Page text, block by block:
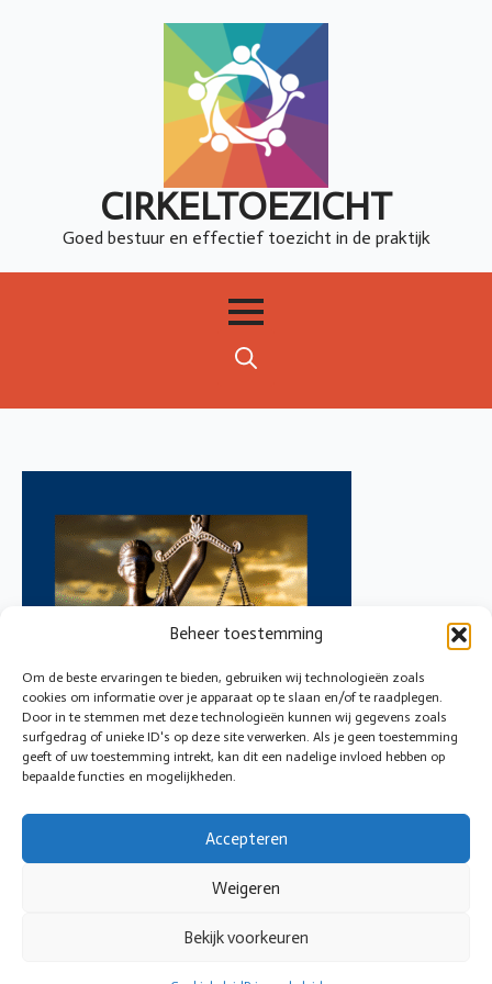
Beheer toestemming
Om de beste ervaringen te bieden, gebruiken wij technologieën zoals
cookies om informatie over je apparaat op te slaan en/of te raadplegen.
Door in te stemmen met deze technologieën kunnen wij gegevens zoals
surfgedrag of unieke ID's op deze site verwerken. Als je geen toestemming
geeft of uw toestemming intrekt, kan dit een nadelige invloed hebben op
bepaalde functies en mogelijkheden.
Accepteren
Weigeren
Bekijk voorkeuren
CIRKELTOEZICHT
Goed bestuur en effectief toezicht in de praktijk
Bronzen vrouwe Justitia met op de achtergrond een
© 2026 Cirkeltoezicht